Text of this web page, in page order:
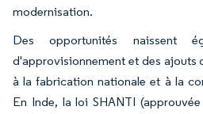
modernisation.
Des opportunités naissent
d'approvisionnement et des ajouts
à la fabrication nationale et à la
En Inde, la loi SHANTI